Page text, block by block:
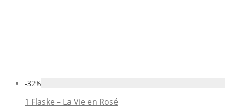
-32%
1 Flaske – La Vie en Rosé